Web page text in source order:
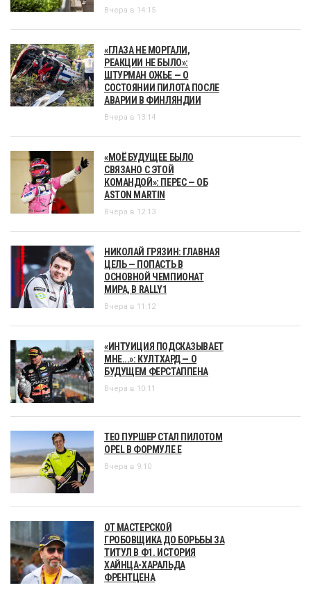
Вчера в 14:15
«ГЛАЗА НЕ МОРГАЛИ,
РЕАКЦИИ НЕ БЫЛО»:
ШТУРМАН ОЖЬЕ — О
СОСТОЯНИИ ПИЛОТА ПОСЛЕ
АВАРИИ В ФИНЛЯНДИИ
Вчера в 13:14
«МОЁ БУДУЩЕЕ БЫЛО
СВЯЗАНО С ЭТОЙ
КОМАНДОЙ»: ПЕРЕС — ОБ
ASTON MARTIN
Вчера в 12:13
НИКОЛАЙ ГРЯЗИН: ГЛАВНАЯ
ЦЕЛЬ — ПОПАСТЬ В
ОСНОВНОЙ ЧЕМПИОНАТ
МИРА, В RALLY1
Вчера в 11:12
«ИНТУИЦИЯ ПОДСКАЗЫВАЕТ
МНЕ...»: КУЛТХАРД — О
БУДУЩЕМ ФЕРСТАППЕНА
Вчера в 10:11
ТЕО ПУРШЕР СТАЛ ПИЛОТОМ
OPEL В ФОРМУЛЕ Е
Вчера в 9:10
ОТ МАСТЕРСКОЙ
ГРОБОВЩИКА ДО БОРЬБЫ ЗА
ТИТУЛ В Ф1. ИСТОРИЯ
ХАЙНЦА-ХАРАЛЬДА
ФРЕНТЦЕНА